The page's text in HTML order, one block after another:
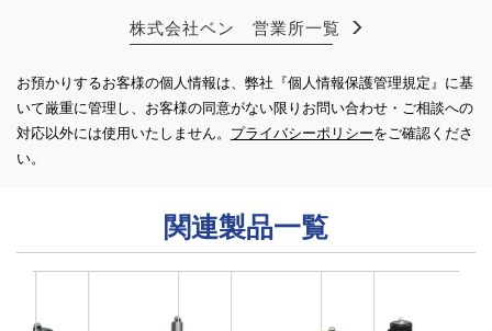
株式会社ベン 営業所一覧
お預かりするお客様の個人情報は、弊社『個人情報保護管理規定』に基
いて厳重に管理し、お客様の同意がない限り お問い合わせ・ご相談への
対応以外には使用いたしません。 プライバシーポリシーをご確認くださ
い。
関連製品一覧